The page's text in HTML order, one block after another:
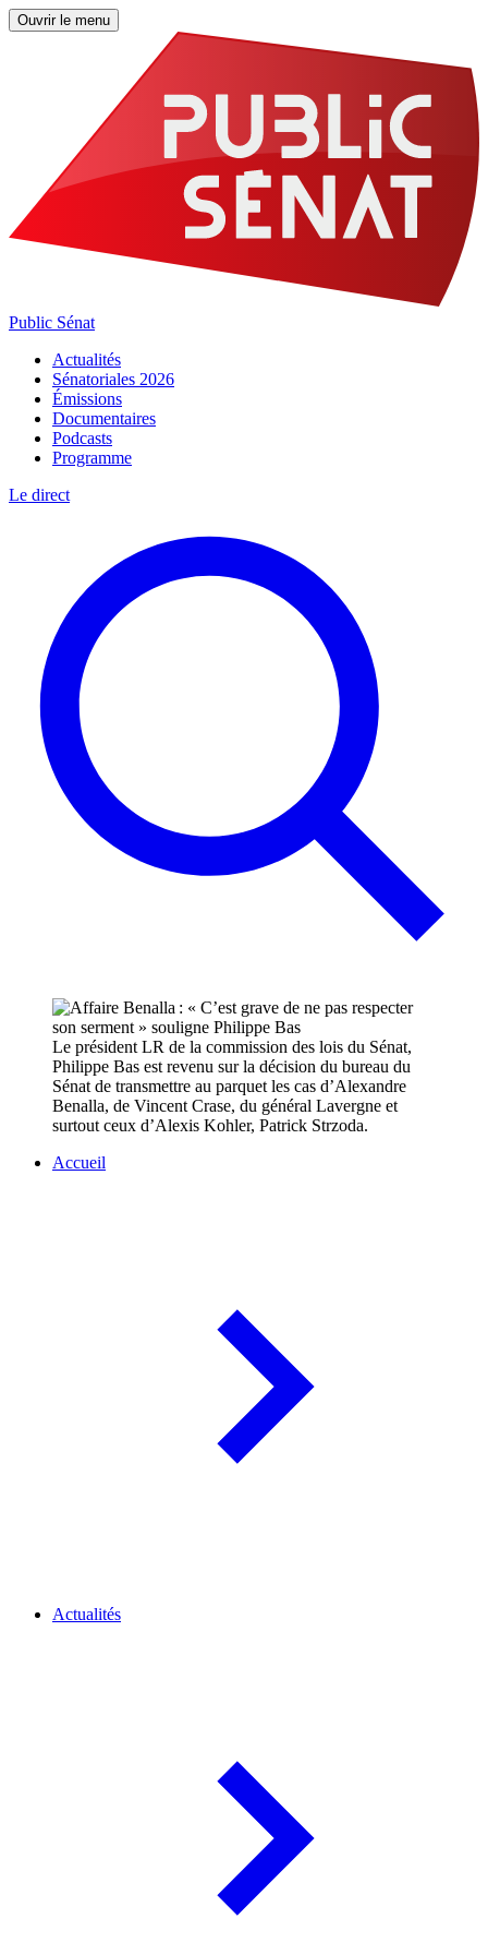
Ouvrir le menu
Public Sénat
Actualités
Sénatoriales 2026
Émissions
Documentaires
Podcasts
Programme
Le direct
Le président LR de la commission des lois du Sénat,
Philippe Bas est revenu sur la décision du bureau du
Sénat de transmettre au parquet les cas d’Alexandre
Benalla, de Vincent Crase, du général Lavergne et
surtout ceux d’Alexis Kohler, Patrick Strzoda.
Accueil
Actualités